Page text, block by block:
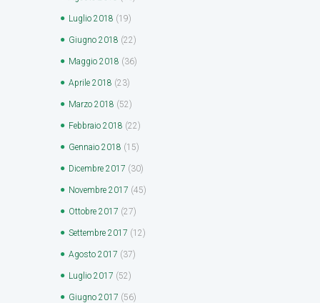
Luglio 2018 (19)
Giugno 2018 (22)
Maggio 2018 (36)
Aprile 2018 (23)
Marzo 2018 (52)
Febbraio 2018 (22)
Gennaio 2018 (15)
Dicembre 2017 (30)
Novembre 2017 (45)
Ottobre 2017 (27)
Settembre 2017 (12)
Agosto 2017 (37)
Luglio 2017 (52)
Giugno 2017 (56)